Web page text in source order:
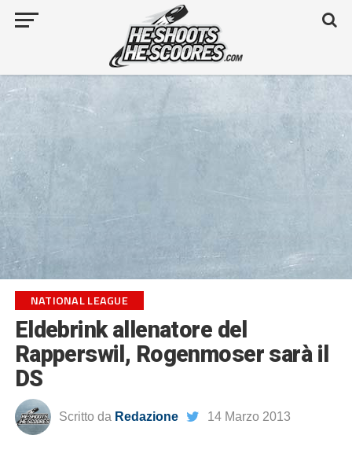
NATIONAL LEAGUE
Eldebrink allenatore del
Rapperswil, Rogenmoser sarà il
DS
Scritto da Redazione 14 Marzo 2013